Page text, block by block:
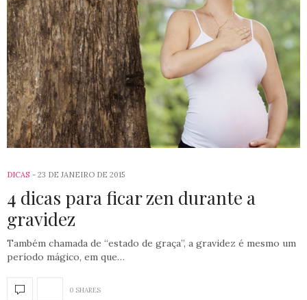
DICAS 23 DE JANEIRO DE 2015
4 dicas para ficar zen durante a
gravidez
Também chamada de “estado de graça”, a gravidez é mesmo um
período mágico, em que…
0 SHARES